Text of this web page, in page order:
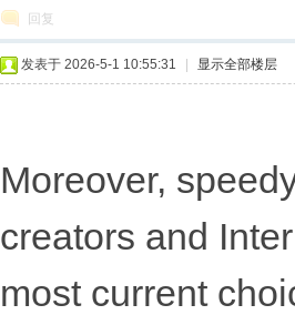
回复
发表于 2026-5-1 10:55:31 显示全部楼层
Moreover,
creators and
most current